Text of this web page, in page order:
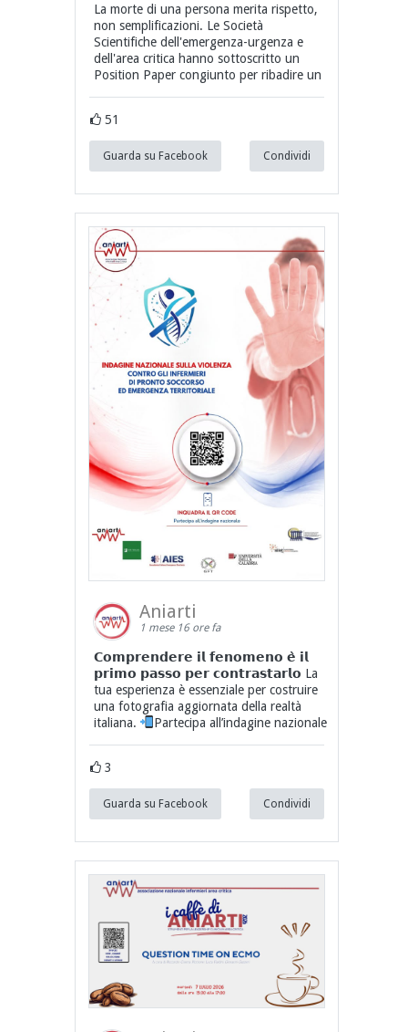
La morte di una persona merita rispetto,
non semplificazioni. Le Società
Scientifiche dell'emergenza-urgenza e
dell'area critica hanno sottoscritto un
Position Paper congiunto per ribadire un
51
Guarda su Facebook Condividi
Aniarti
1 mese 16 ore fa
𝗖𝗼𝗺𝗽𝗿𝗲𝗻𝗱𝗲𝗿𝗲 𝗶𝗹 𝗳𝗲𝗻𝗼𝗺𝗲𝗻𝗼 𝗲̀ 𝗶𝗹
𝗽𝗿𝗶𝗺𝗼 𝗽𝗮𝘀𝘀𝗼 𝗽𝗲𝗿 𝗰𝗼𝗻𝘁𝗿𝗮𝘀𝘁𝗮𝗿𝗹𝗼 La
tua esperienza è essenziale per costruire
una fotografia aggiornata della realtà
italiana.
Partecipa all’indagine nazionale
3
Guarda su Facebook Condividi